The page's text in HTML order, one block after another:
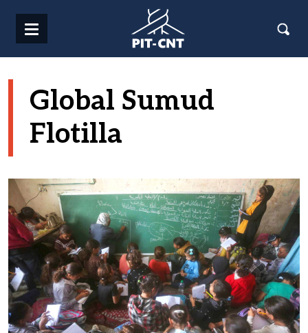
Global Sumud
Flotilla
Imagen